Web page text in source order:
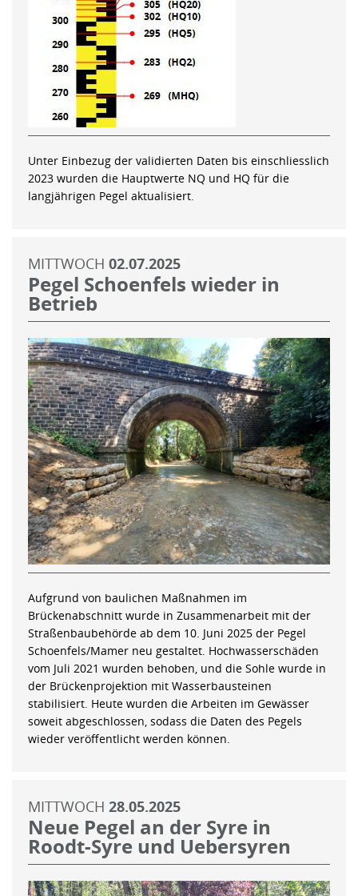
Unter Einbezug der validierten Daten bis einschliesslich
2023 wurden die Hauptwerte NQ und HQ für die
langjährigen Pegel aktualisiert.
MITTWOCH 02.07.2025
Pegel Schoenfels wieder in
Betrieb
Aufgrund von baulichen Maßnahmen im
Brückenabschnitt wurde in Zusammenarbeit mit der
Straßenbaubehörde ab dem 10. Juni 2025 der Pegel
Schoenfels/Mamer neu gestaltet. Hochwasserschäden
vom Juli 2021 wurden behoben, und die Sohle wurde in
der Brückenprojektion mit Wasserbausteinen
stabilisiert. Heute wurden die Arbeiten im Gewässer
soweit abgeschlossen, sodass die Daten des Pegels
wieder veröffentlicht werden können.
MITTWOCH 28.05.2025
Neue Pegel an der Syre in
Roodt-Syre und Uebersyren